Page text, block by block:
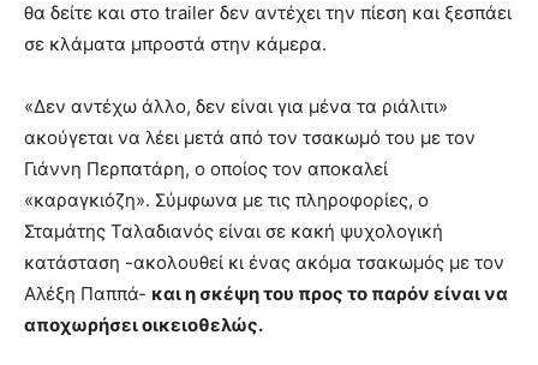
θα δείτε και στο trailer δεν αντέχει την πίεση και ξεσπάει
σε κλάματα μπροστά στην κάμερα.
«Δεν αντέχω άλλο, δεν είναι για μένα τα ριάλιτι»
ακούγεται να λέει μετά από τον τσακωμό του με τον
Γιάννη Περπατάρη, ο οποίος τον αποκαλεί
«καραγκιόζη». Σύμφωνα με τις πληροφορίες, ο
Σταμάτης Ταλαδιανός είναι σε κακή ψυχολογική
κατάσταση -ακολουθεί κι ένας ακόμα τσακωμός με τον
Αλέξη Παππά- και η σκέψη του προς το παρόν είναι να
αποχωρήσει οικειοθελώς.